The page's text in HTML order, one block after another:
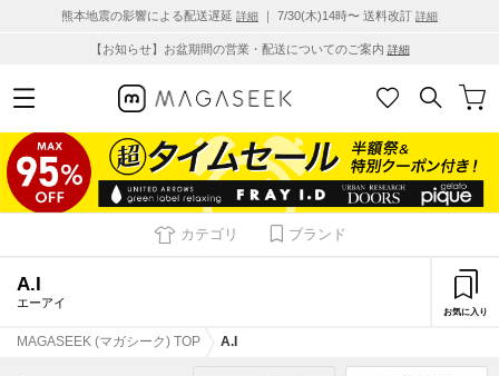
熊本地震の影響による配送遅延 詳細 ｜ 7/30(木)14時〜 送料改訂 詳細
【お知らせ】お盆期間の営業・配送についてのご案内 詳細
カテゴリ ブランド
A.I
エーアイ
お気に入り
MAGASEEK (マガシーク) TOP A.I